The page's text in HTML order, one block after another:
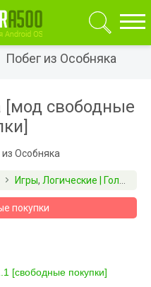
из Особняка
[мод свободные
Игры, Логические | Головоломки
покупки